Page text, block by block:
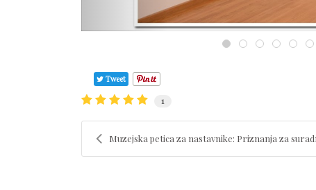
Tweet
1
Muzejska petica za nastavnike: Priznanja za